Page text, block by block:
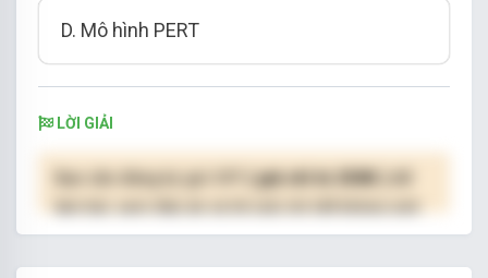
D. Mô hình PERT
LỜI GIẢI
( giá chỉ từ 250K )
hạn.